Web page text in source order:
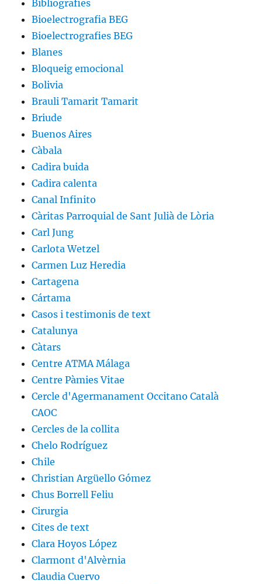
Bibliografies
Bioelectrografia BEG
Bioelectrografies BEG
Blanes
Bloqueig emocional
Bolivia
Brauli Tamarit Tamarit
Briude
Buenos Aires
Càbala
Cadira buida
Cadira calenta
Canal Infinito
Càritas Parroquial de Sant Julià de Lòria
Carl Jung
Carlota Wetzel
Carmen Luz Heredia
Cartagena
Cártama
Casos i testimonis de text
Catalunya
Càtars
Centre ATMA Málaga
Centre Pàmies Vitae
Cercle d'Agermanament Occitano Català
CAOC
Cercles de la collita
Chelo Rodríguez
Chile
Christian Argüello Gómez
Chus Borrell Feliu
Cirurgia
Cites de text
Clara Hoyos López
Clarmont d'Alvèrnia
Claudia Cuervo